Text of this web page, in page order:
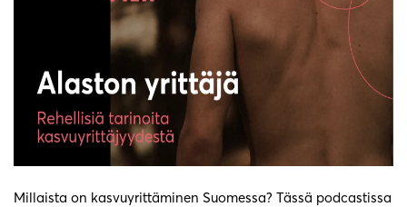
Millaista on kasvuyrittäminen Suomessa? Tässä podcastissa